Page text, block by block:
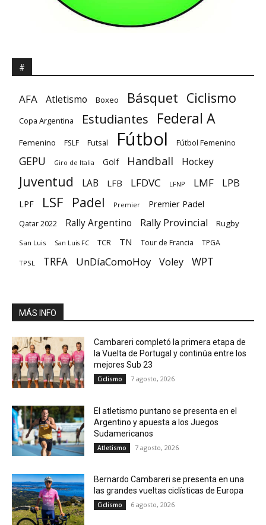
#
AFA Atletismo Boxeo Básquet Ciclismo
Copa Argentina Estudiantes Federal A
Femenino FSLF Futsal Fútbol Fútbol Femenino
GEPU Giro de Italia Golf Handball Hockey
Juventud LAB LFB LFDVC LFNP LMF LPB
LPF LSF Padel Premier Premier Padel
Qatar 2022 Rally Argentino Rally Provincial Rugby
San Luis San Luis FC TCR TN Tour de Francia TPGA
TPSL TRFA UnDíaComoHoy Voley WPT
MÁS INFO
Cambareri completó la primera etapa de
la Vuelta de Portugal y continúa entre los
mejores Sub 23
Ciclismo 7 agosto, 2026
El atletismo puntano se presenta en el
Argentino y apuesta a los Juegos
Sudamericanos
Atletismo 7 agosto, 2026
Bernardo Cambareri se presenta en una
las grandes vueltas ciclísticas de Europa
Ciclismo 6 agosto, 2026